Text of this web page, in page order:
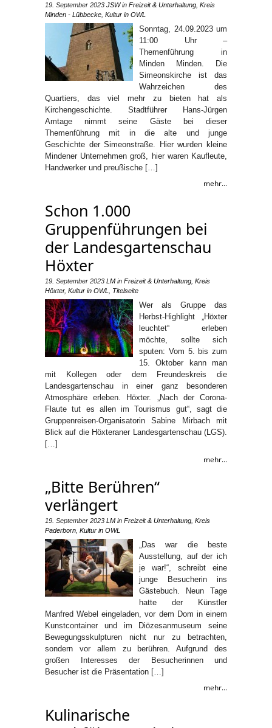
19. September 2023 JSWin Freizeit & Unterhaltung Kreis
Minden - Lübbecke Kultur in OWL
Sonntag, 24.09.2023 um
11:00 Uhr –
Themenführung in
Minden Minden. Die
Simeonskirche ist das
Wahrzeichen des
Quartiers, das viel mehr zu bieten hat als
Kirchengeschichte. Stadtführer Hans-Jürgen
Amtage nimmt seine Gäste bei dieser
Themenführung mit in die alte und junge
Geschichte der Simeonstraße. Hier wurden kleine
Mindener Unternehmen groß, hier waren Kaufleute,
Handwerker und preußische […]
mehr...
Schon 1.000
Gruppenführungen bei
der Landesgartenschau
Höxter
19. September 2023 LM in Freizeit & Unterhaltung Kreis
Höxter, Kultur in OWL Titelseite
Wer als Gruppe das
Herbst-Highlight „Höxter
leuchtet“ erleben
möchte, sollte sich
sputen: Vom 5. bis zum
15. Oktober kann man
mit Kollegen oder dem Freundeskreis die
Landesgartenschau in einer ganz besonderen
Atmosphäre erleben. Höxter. „Nach der Corona-
Flaute tut es allen im Tourismus gut“, sagt die
Gruppenreisen-Organisatorin Sabine Mirbach mit
Blick auf die Höxteraner Landesgartenschau (LGS).
[…]
mehr...
„Bitte Berühren“
verlängert
19. September 2023 LM in Freizeit & Unterhaltung Kreis
Paderborn Kultur in OWL
„Das war die beste
Ausstellung, auf der ich
je war!“, schreibt eine
junge Besucherin ins
Gästebuch. Neun Tage
hatte der Künstler
Manfred Webel eingeladen, vor dem Dom in einem
Kunstcontainer und im Diözesanmuseum seine
Bewegungsskulpturen nicht nur zu betrachten,
sondern vor allem zu berühren. Aufgrund des
großen Interesses der Besucherinnen und
Besucher ist die Präsentation […]
mehr...
Kulinarische